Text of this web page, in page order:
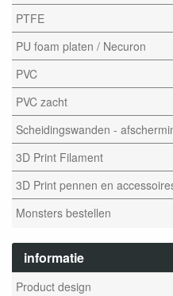
PTFE
PU foam platen / Necuron
PVC
PVC zacht
Scheidingswanden -
3D Print Filament
3D Print pennen en
Monsters bestellen
informatie
Product design